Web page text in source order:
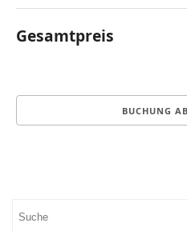
Gesamtpreis
Suchen